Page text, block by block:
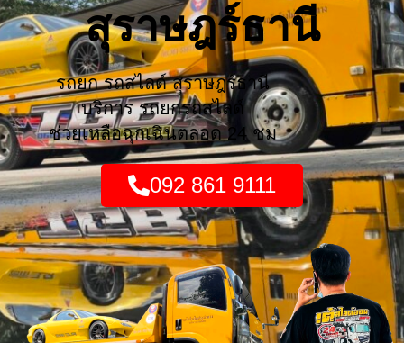
สุราษฎร์ธานี
รถยก รถสไลด์ สุราษฎร์ธานี
บริการ รถยกรถสไลด์
ช่วยเหลือฉุกเฉินตลอด 24 ชม
092 861 9111